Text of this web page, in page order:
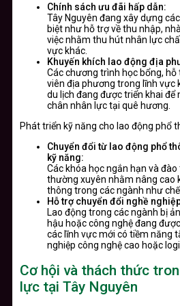
Chính sách ưu đãi hấp dẫn:
Tây Nguyên đang xây dựng
biệt như hỗ trợ về thu nhập,
việc nhằm thu hút nhân lực
vực khác.
Khuyến khích lao động địa
Các chương trình học bổng,
viên địa phương trong lĩnh vực
du lịch đang được triển khai để
chân nhân lực tại quê hương.
Phát triển kỹ năng cho lao động phổ
Chuyển đổi từ lao động phổ
kỹ năng:
Các khóa học ngắn hạn và
thường xuyên nhằm nâng cao
thông trong các ngành như
Hỗ trợ chuyển đổi nghề
Lao động trong các ngành bị
hậu hoặc công nghệ đang
các lĩnh vực mới có tiềm năng
nghiệp công nghệ cao hoặc
Cơ hội và thách thức
lực tại Tây Nguyên